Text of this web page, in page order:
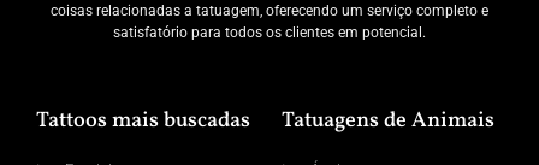
coisas relacionadas a tatuagem, oferecendo um serviço completo e
satisfatório para todos os clientes em potencial.
Tattoos mais buscadas Tatuagens de Animais